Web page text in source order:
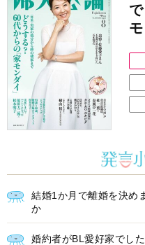
結婚1か月で離婚を決め
か
婚約者がBL愛好家でした